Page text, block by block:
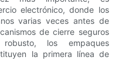
electrónico, donde los
varias veces antes de
de cierre seguros
los empaques
la primera línea de